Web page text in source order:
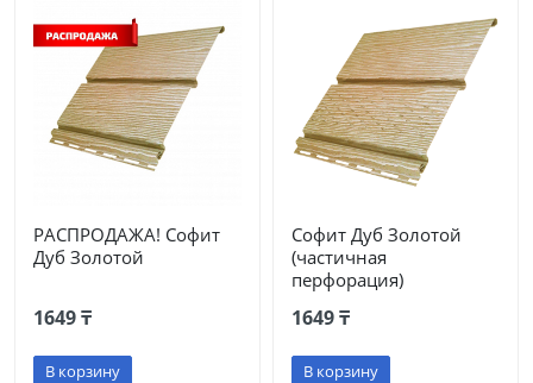
РАСПРОДАЖА! Софит
Дуб Золотой
1649 ₸
В корзину
Софит Дуб Золотой
(частичная
перфорация)
1649 ₸
В корзину